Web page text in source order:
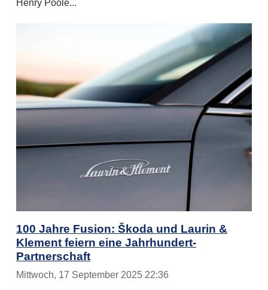
Henry Poole...
100 Jahre Fusion: Škoda und Laurin &
Klement feiern eine Jahrhundert-
Partnerschaft
Mittwoch, 17 September 2025 22:36